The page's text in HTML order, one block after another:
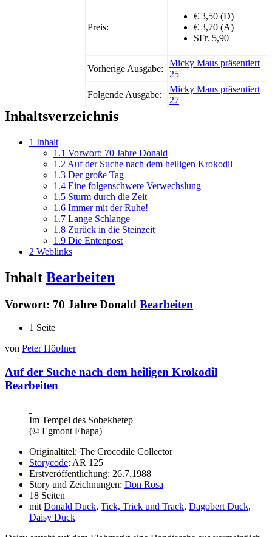
Preis:
€ 3,50 (D)
€ 3,70 (A)
SFr. 5,90
Vorherige Ausgabe:
Micky Maus präsentiert
25
Folgende Ausgabe:
Micky Maus präsentiert
27
Inhaltsverzeichnis
1 Inhalt
1.1 Vorwort: 70 Jahre Donald
1.2 Auf der Suche nach dem heiligen Krokodil
1.3 Der große Tag
1.4 Eine folgenschwere Verwechslung
1.5 Sturm durch die Zeit
1.6 Immer mit der Ruhe!
1.7 Lange Schlange
1.8 Zurück in die Steinzeit
1.9 Die Entenpost
2 Weblinks
Inhalt Bearbeiten
Vorwort: 70 Jahre Donald Bearbeiten
1 Seite
von Peter Höpfner
Auf der Suche nach dem heiligen Krokodil
Bearbeiten
Im Tempel des Sobekhetep
(© Egmont Ehapa)
Originaltitel: The Crocodile Collector
Storycode: AR 125
Erstveröffentlichung: 26.7.1988
Story und Zeichnungen: Don Rosa
18 Seiten
mit Donald Duck, Tick, Trick und Track, Dagobert Duck,
Daisy Duck